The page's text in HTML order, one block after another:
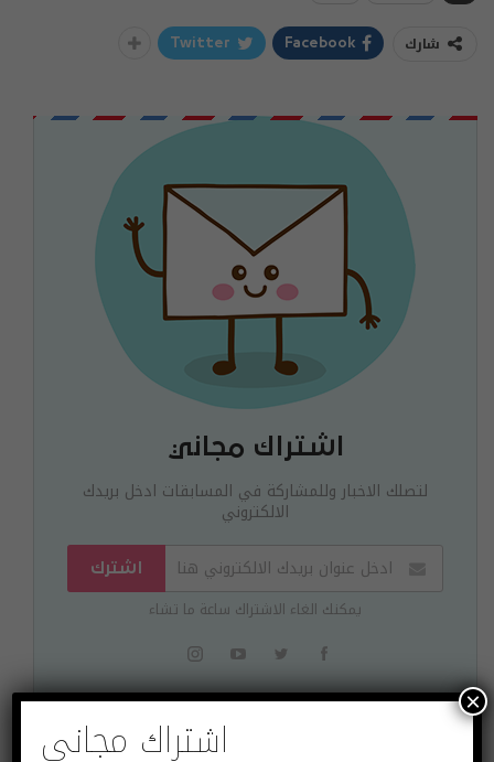
شارك Facebook
Twitter
اشتراك مجاني
لتصلك الاخبار وللمشاركة في المسابقات ادخل بريدك
الالكتروني
اشترك
يمكنك الغاء الاشتراك ساعة ما تشاء
البوست القادم
اشتراك مجاني
×